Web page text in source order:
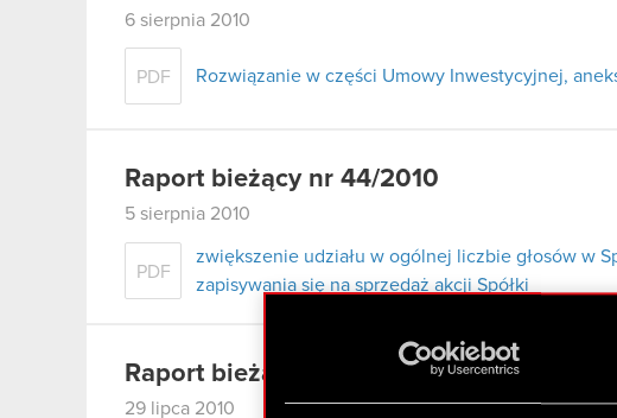
6 sierpnia 2010
PDF Rozwiązanie w części Umowy Inwestycyjnej,
Raport bieżący nr 44/2010
5 sierpnia 2010
PDF
zwiększenie udziału w ogólnej liczbie głosów w
zapisywania się na sprzedaż akcji Spółki
Raport bieżący nr 43/2010
29 lipca 2010